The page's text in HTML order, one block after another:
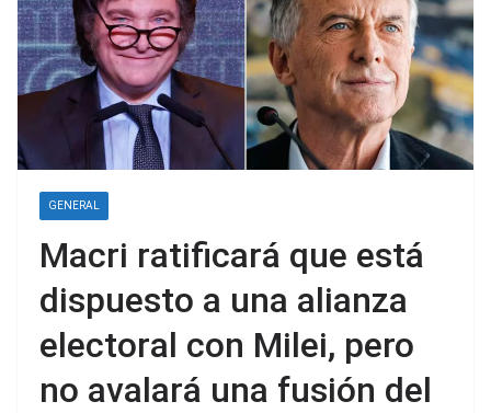
GENERAL
Macri ratificará que está
dispuesto a una alianza
electoral con Milei, pero
no avalará una fusión del